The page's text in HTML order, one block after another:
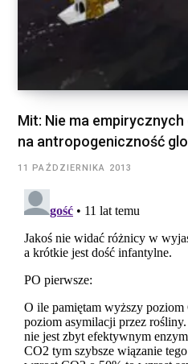
Mit: Nie ma
na antropogeniczność
11 PAŹDZIERNIKA 2013